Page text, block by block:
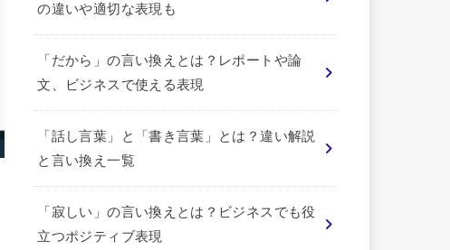
の違いや適切な表現も
「だから」の言い換えとは？レポートや論
文、ビジネスで使える表現
「話し言葉」と「書き言葉」とは？違い解説
と言い換え一覧
「寂しい」の言い換えとは？ビジネスでも役
立つポジティブ表現